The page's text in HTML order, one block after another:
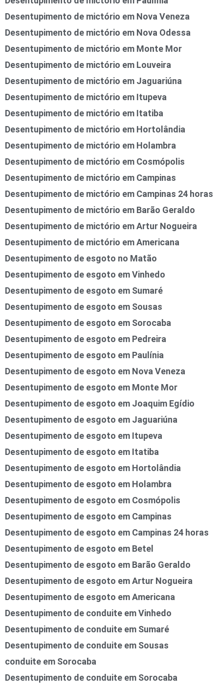
Desentupimento de mictório em Nova Veneza
Desentupimento de mictório em Nova Odessa
Desentupimento de mictório em Monte Mor
Desentupimento de mictório em Louveira
Desentupimento de mictório em Jaguariúna
Desentupimento de mictório em Itupeva
Desentupimento de mictório em Itatiba
Desentupimento de mictório em Hortolândia
Desentupimento de mictório em Holambra
Desentupimento de mictório em Cosmópolis
Desentupimento de mictório em Campinas
Desentupimento de mictório em Campinas 24 horas
Desentupimento de mictório em Barão Geraldo
Desentupimento de mictório em Artur Nogueira
Desentupimento de mictório em Americana
Desentupimento de esgoto no Matão
Desentupimento de esgoto em Vinhedo
Desentupimento de esgoto em Sumaré
Desentupimento de esgoto em Sousas
Desentupimento de esgoto em Sorocaba
Desentupimento de esgoto em Pedreira
Desentupimento de esgoto em Paulínia
Desentupimento de esgoto em Nova Veneza
Desentupimento de esgoto em Monte Mor
Desentupimento de esgoto em Joaquim Egídio
Desentupimento de esgoto em Jaguariúna
Desentupimento de esgoto em Itupeva
Desentupimento de esgoto em Itatiba
Desentupimento de esgoto em Hortolândia
Desentupimento de esgoto em Holambra
Desentupimento de esgoto em Cosmópolis
Desentupimento de esgoto em Campinas
Desentupimento de esgoto em Campinas 24 horas
Desentupimento de esgoto em Betel
Desentupimento de esgoto em Barão Geraldo
Desentupimento de esgoto em Artur Nogueira
Desentupimento de esgoto em Americana
Desentupimento de conduite em Vinhedo
Desentupimento de conduite em Sumaré
Desentupimento de conduite em Sousas
conduite em Sorocaba
Desentupimento de conduite em Sorocaba